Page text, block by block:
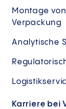
Montage
Verpackung
Analytische
Karriere bei